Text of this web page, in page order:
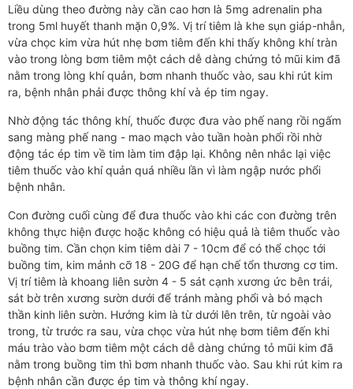
Liều dùng theo đường này cần cao hơn là 5mg adrenalin pha
trong 5ml huyết thanh mặn 0,9%. Vị trí tiêm là khe sụn giáp-nhẫn,
vừa chọc kim vừa hút nhẹ bơm tiêm đến khi thấy không khí tràn
vào trong lòng bơm tiêm một cách dễ dàng chứng tỏ mũi kim đã
nằm trong lòng khí quản, bơm nhanh thuốc vào, sau khi rút kim
ra, bệnh nhân phải được thông khí và ép tim ngay.
Nhờ động tác thông khí, thuốc được đưa vào phế nang rồi ngấm
sang màng phế nang - mao mạch vào tuần hoàn phổi rồi nhờ
động tác ép tim về tim làm tim đập lại. Không nên nhắc lại việc
tiêm thuốc vào khí quản quá nhiều lần vì làm ngập nước phổi
bệnh nhân.
Con đường cuối cùng để đưa thuốc vào khi các con đường trên
không thực hiện được hoặc không có hiệu quả là tiêm thuốc vào
buồng tim. Cần chọn kim tiêm dài 7 - 10cm để có thể chọc tới
buồng tim, kim mảnh cỡ 18 - 20G để hạn chế tổn thương cơ tim.
Vị trí tiêm là khoang liên sườn 4 - 5 sát cạnh xương ức bên trái,
sát bờ trên xương sườn dưới để tránh màng phổi và bó mạch
thần kinh liên sườn. Hướng kim là từ dưới lên trên, từ ngoài vào
trong, từ trước ra sau, vừa chọc vừa hút nhẹ bơm tiêm đến khi
máu trào vào bơm tiêm một cách dễ dàng chứng tỏ mũi kim đã
nằm trong buồng tim thì bơm nhanh thuốc vào. Sau khi rút kim ra
bệnh nhân cần được ép tim và thông khí ngay.